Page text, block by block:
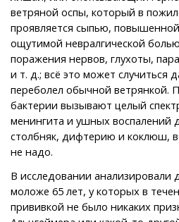
ветряной оспы, который в
проявляется сыпью,
ощутимой невралгической
поражения нервов, глухоты,
и т. д.; всё это может случиться
переболел обычной ветрянкой.
бактерии вызывают целый
менингита и ушных воспалений
столбняк, дифтерию и коклюш,
не надо.
В исследовании
моложе 65 лет, у которых в
прививкой не было никаких